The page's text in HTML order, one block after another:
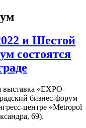
и Шестой
состоятся
«EXPO-
бизнес-форум
центре «Metropol
69).